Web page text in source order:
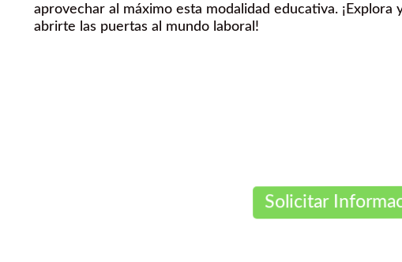
aprovechar al máximo esta modalidad educativa.
abrirte las puertas al mundo laboral!
Solicitar